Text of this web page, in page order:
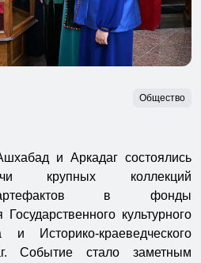
Общество
и Аркадаг состоялись
крупных коллекций
артефактов в фонды
Государственного культурного
и Историко-краеведческого
Событие стало заметным